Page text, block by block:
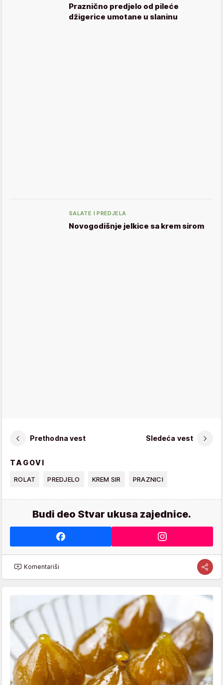
Praznično predjelo od pileće
džigerice umotane u slaninu
SALATE I PREDJELA
Novogodišnje jelkice sa krem sirom
Prethodna vest Sledeća vest
TAGOVI
ROLAT PREDJELO KREM SIR PRAZNICI
Budi deo Stvar ukusa zajednice.
Komentariši